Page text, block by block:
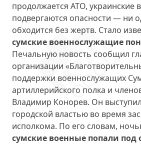
продолжается АТО, украинские
подвергаются опасности — ни
обходится без жертв. Стало
сумские военнослужащие
Печальную новость сообщил
организации
поддержки военнослужащих
артиллерийского полка и
Владимир Конорев. Он
городской властью во время
исполкома. По его словам,
сумские военные попали под